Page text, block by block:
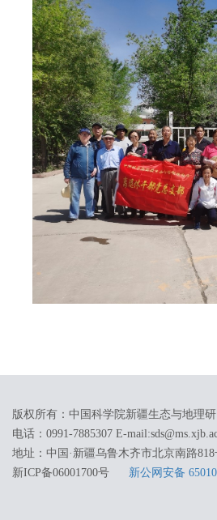
版权所有：中国科学院新疆生态与地理
电话：0991-7885307 E-
地址：中国·新疆乌鲁木齐市北京南路818
新ICP备06001700号 新公网安备